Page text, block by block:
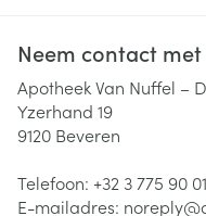
Neem contact
Apotheek Van Nuffel –
Yzerhand 19
9120 Beveren
Telefoon: +32 3 775 90 01
E-mailadres: noreply@